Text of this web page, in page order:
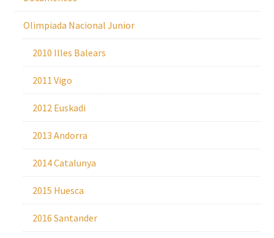
Olimpiada Nacional Junior
2010 Illes Balears
2011 Vigo
2012 Euskadi
2013 Andorra
2014 Catalunya
2015 Huesca
2016 Santander